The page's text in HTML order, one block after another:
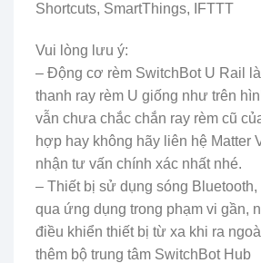
Shortcuts, SmartThings, IFTTT
Vui lòng lưu ý:
– Động cơ rèm SwitchBot U Rail
thanh ray rèm U giống như trên
vẫn chưa chắc chắn ray rèm cũ
hợp hay không hãy liên hệ Matter
nhận tư vấn chính xác nhất nhé.
– Thiết bị sử dụng sóng
qua ứng dụng trong phạm vi gần,
điều khiển thiết bị từ xa khi ra
thêm bộ trung tâm SwitchBot Hub